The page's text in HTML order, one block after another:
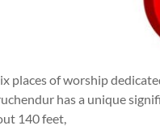
places of worship
has a unique
140 feet,